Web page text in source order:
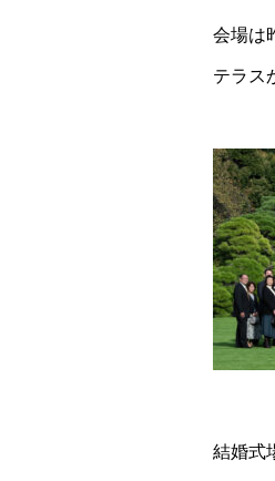
会場は
テラス
結婚式